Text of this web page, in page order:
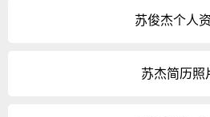
苏俊杰个人
苏杰简历照